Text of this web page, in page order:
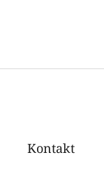
Kontakt